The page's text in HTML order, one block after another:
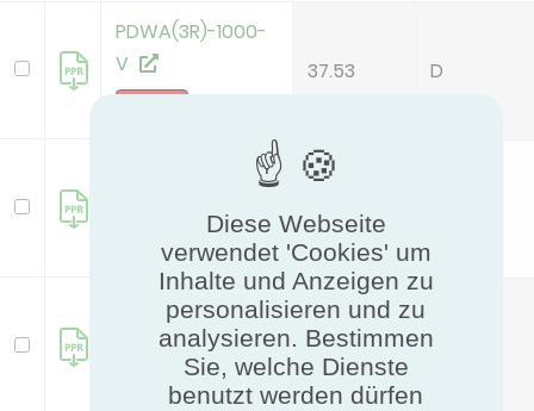
PDWA(3R)-1000-
V
37.53 D
PDWA(3R)-1200-
deleted
31.84
PDWA(3R)-1400-
deleted
35.18 D
Diese Webseite
verwendet 'Cookies' um
Inhalte und Anzeigen zu
personalisieren und zu
analysieren. Bestimmen
Sie, welche Dienste
benutzt werden dürfen